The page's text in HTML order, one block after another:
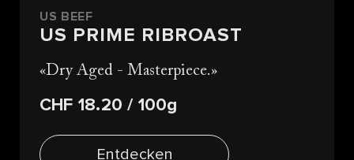
US BEEF
US PRIME RIBROAST
Dry Aged - Masterpiece.
CHF 18.20/ 100g
Entdecken